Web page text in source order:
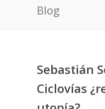
Blog
Sebastián
Ciclovías